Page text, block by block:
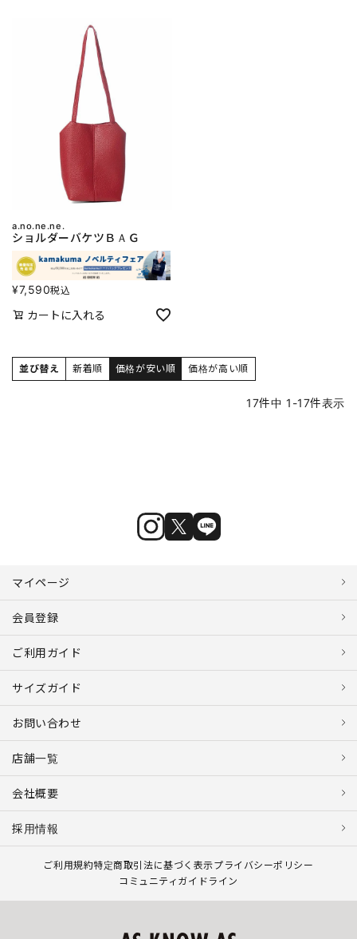
a.no.ne.ne.
ショルダーバケツＢＡＧ
¥7,590税込
カートに入れる
並び替え 新着順 価格が安い順 価格が高い順
17件中 1 -17件表示
マイページ
会員登録
ご利用ガイド
サイズガイド
お問い合わせ
店舗一覧
会社概要
採用情報
ご利用規約特定商取引法に基づく表示プライバシーポリシー
コミュニティガイドライン